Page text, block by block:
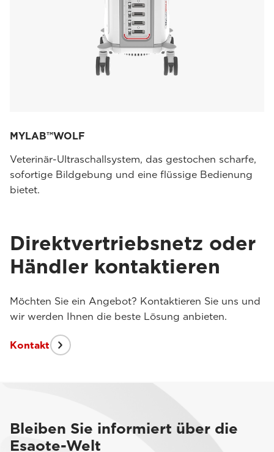
MYLAB™WOLF
Veterinär-Ultraschallsystem, das gestochen scharfe,
sofortige Bildgebung und eine flüssige Bedienung
bietet.
Direktvertriebsnetz oder
Händler kontaktieren
Möchten Sie ein Angebot? Kontaktieren Sie uns und
wir werden Ihnen die beste Lösung anbieten.
Kontakt
Bleiben Sie informiert über die
Esaote-Welt